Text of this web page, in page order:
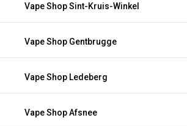
Vape Shop Sint-Kruis-Winkel
Vape Shop Gentbrugge
Vape Shop Ledeberg
Vape Shop Afsnee